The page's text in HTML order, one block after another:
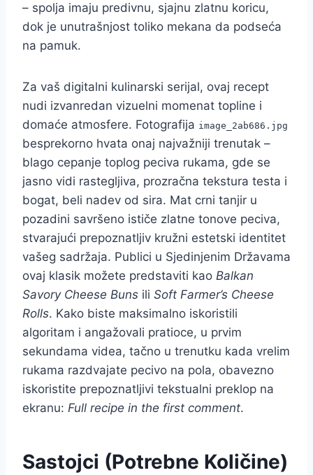
– spolja imaju predivnu, sjajnu zlatnu koricu,
dok je unutrašnjost toliko mekana da podseća
na pamuk.
Za vaš digitalni kulinarski serijal, ovaj recept
nudi izvanredan vizuelni momenat topline i
domaće atmosfere. Fotografija image_2ab686.jpg
besprekorno hvata onaj najvažniji trenutak –
blago cepanje toplog peciva rukama, gde se
jasno vidi rastegljiva, prozračna tekstura testa i
bogat, beli nadev od sira. Mat crni tanjir u
pozadini savršeno ističe zlatne tonove peciva,
stvarajući prepoznatljiv kružni estetski identitet
vašeg sadržaja. Publici u Sjedinjenim Državama
ovaj klasik možete predstaviti kao Balkan
Savory Cheese Buns ili Soft Farmer’s Cheese
Rolls. Kako biste maksimalno iskoristili
algoritam i angažovali pratioce, u prvim
sekundama videa, tačno u trenutku kada vrelim
rukama razdvajate pecivo na pola, obavezno
iskoristite prepoznatljivi tekstualni preklop na
ekranu: Full recipe in the first comment.
Sastojci (Potrebne Količine)